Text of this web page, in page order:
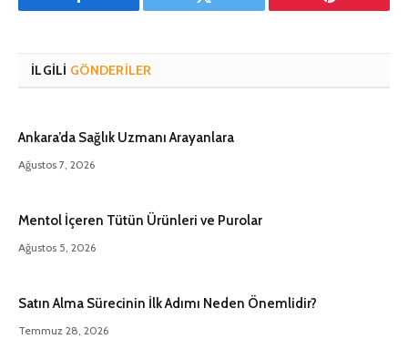
Facebook Twitter Pinterest'in
İLGILI GÖNDERILER
Ankara’da Sağlık Uzmanı Arayanlara
Ağustos 7, 2026
Mentol İçeren Tütün Ürünleri ve Purolar
Ağustos 5, 2026
Satın Alma Sürecinin İlk Adımı Neden Önemlidir?
Temmuz 28, 2026